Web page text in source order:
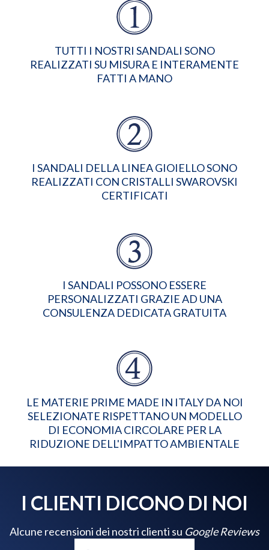
TUTTI I NOSTRI SANDALI SONO
REALIZZATI SU MISURA E INTERAMENTE
FATTI A MANO
I SANDALI DELLA LINEA GIOIELLO SONO
REALIZZATI CON CRISTALLI SWAROVSKI
CERTIFICATI
I SANDALI POSSONO ESSERE
PERSONALIZZATI GRAZIE AD UNA
CONSULENZA DEDICATA GRATUITA
LE MATERIE PRIME MADE IN ITALY DA NOI
SELEZIONATE RISPETTANO UN MODELLO
DI ECONOMIA CIRCOLARE PER LA
RIDUZIONE DELL'IMPATTO AMBIENTALE
I CLIENTI DICONO DI NOI
Alcune recensioni dei nostri clienti su Google Reviews